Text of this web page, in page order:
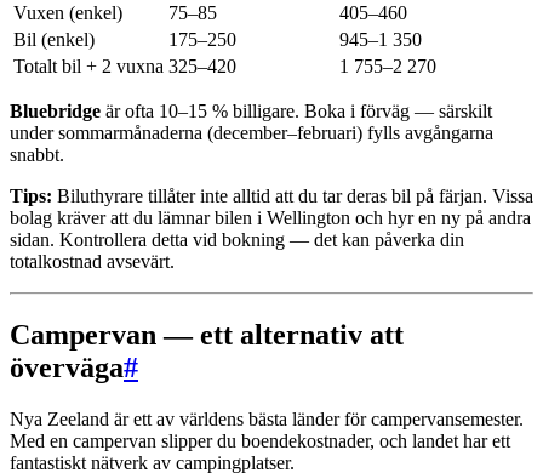
Vuxen (enkel)
75–85
405–460
Bil (enkel)
175–250
945–1 350
Totalt bil + 2 vuxna 325–420 1 755–2 270
Bluebridge är ofta 10–15 % billigare. Boka i förväg — särskilt
under sommarmånaderna (december–februari) fylls avgångarna
snabbt.
Tips: Biluthyrare tillåter inte alltid att du tar deras bil på färjan. Vissa
bolag kräver att du lämnar bilen i Wellington och hyr en ny på andra
sidan. Kontrollera detta vid bokning — det kan påverka din
totalkostnad avsevärt.
Campervan — ett alternativ att
överväga#
Nya Zeeland är ett av världens bästa länder för campervansemester.
Med en campervan slipper du boendekostnader, och landet har ett
fantastiskt nätverk av campingplatser.